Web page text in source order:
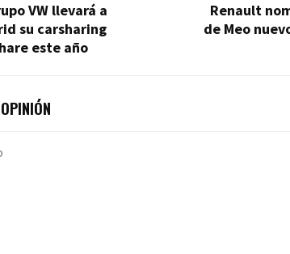
VW llevará a
su carsharing
este año
Renault
de Meo